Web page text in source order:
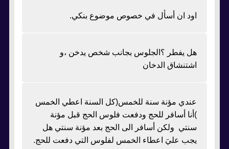
اود ان أسأل في خصوص موضوع بنكي.
هل يفطر ؟الجلوس بجانب شخص يدخن ،و
اشتنشاق الدخان
عندي مؤنة سنة للخمس(كل السنة اعطي الخمس
)أنا أسافر للحج ودفعت فلوس الحج قبل مؤنة
سنتي ولكن أسافر الى الحج بعد مؤنة سنتي هل
يجب عليَ اعطاء الخمس لفلوس التي دفعت للحج.